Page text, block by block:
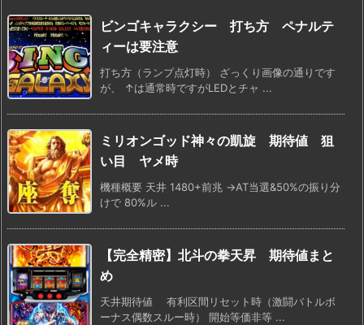
ビンゴキャラクシー 打ち方 ペナルテ
ィーは要注意
打ち方（ランプ点灯時） ざっくり画像の通りです
が、 ↑は通常時ですがLEDとチャ ...
ミリオンゴッド神々の凱旋 期待値 狙
い目 ヤメ時
機種概要 天井 1480+前兆 →AT当選&50%の振り分
けで 80%ル ...
【完全精密】北斗の拳天昇 期待値まと
め
天井期待値 有利区間リセット時（激闘バトルボ
ーナス偶数スルー時） 開始等価非等 ...